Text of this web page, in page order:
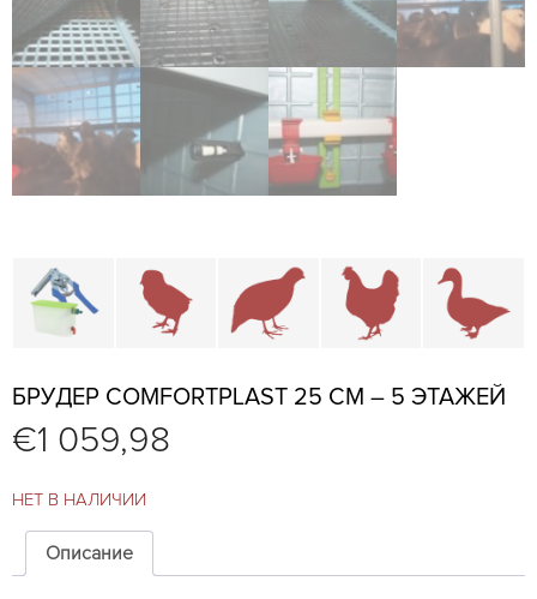
Детали и аксессуары для клеткок
Брудеры и клетки для молодняка
Клетки для перепелки и
Клетки для
БРУДЕР COMFORTPLAST 25 СМ – 5 ЭТАЖЕЙ
€1 059,98
НЕТ В НАЛИЧИИ
Описание